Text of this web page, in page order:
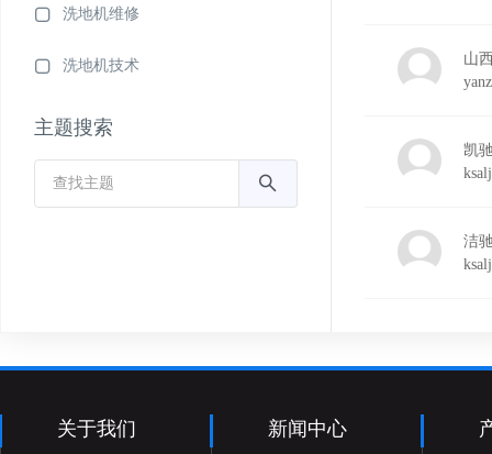
洗地机维修
洗地机技术
主题搜索
山
凯
ksalj
洁
ksalj
关于我们 新闻中心